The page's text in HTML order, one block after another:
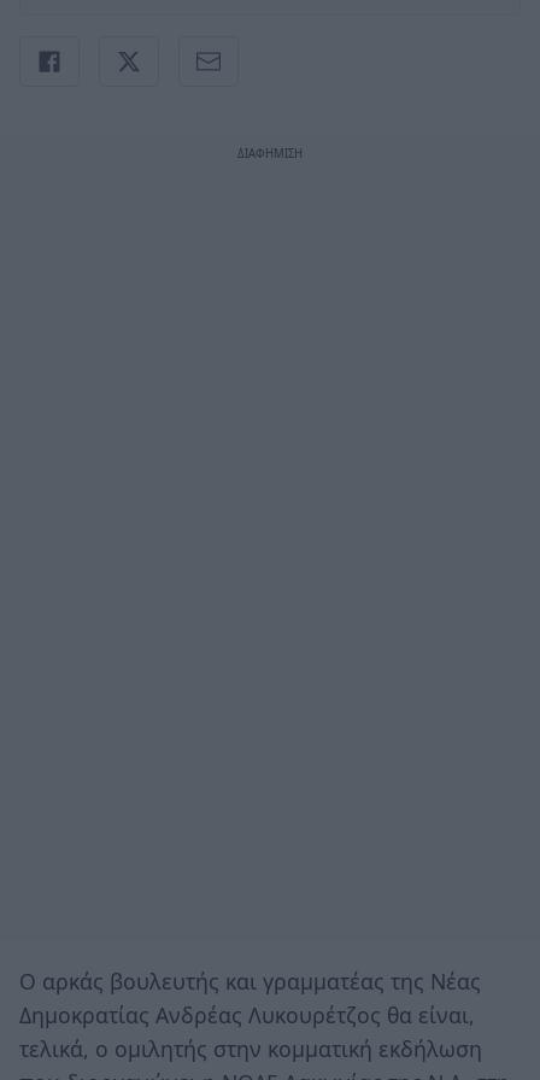
Ο αρκάς βουλευτής και γραμματέας της Νέας
Δημοκρατίας Ανδρέας Λυκουρέτζος θα είναι,
τελικά, ο ομιλητής στην κομματική εκδήλωση